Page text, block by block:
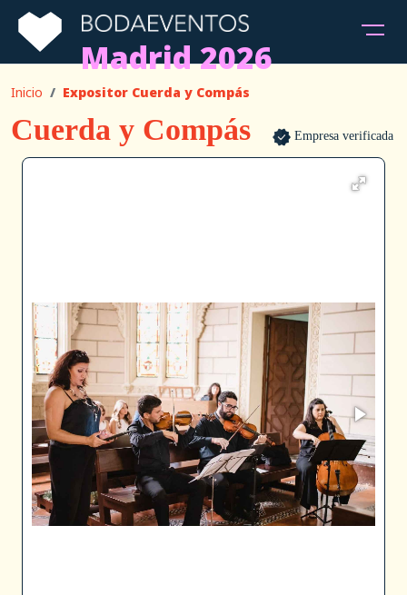
Madrid 2026
Inicio Expositor Cuerda y Compás
Cuerda y Compás Empresa verificada